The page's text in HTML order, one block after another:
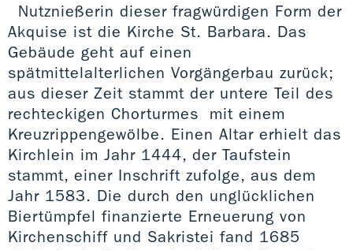
Nutznießerin dieser fragwürdigen Form der
Akquise ist die Kirche St. Barbara. Das
Gebäude geht auf einen
spätmittelalterlichen Vorgängerbau zurück;
aus dieser Zeit stammt der untere Teil des
rechteckigen Chorturmes mit einem
Kreuzrippengewölbe. Einen Altar erhielt das
Kirchlein im Jahr 1444, der Taufstein
stammt, einer Inschrift zufolge, aus dem
Jahr 1583. Die durch den unglücklichen
Biertümpfel finanzierte Erneuerung von
Kirchenschiff und Sakristei fand 1685